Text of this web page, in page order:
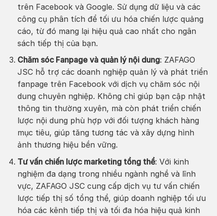
trên Facebook và Google. Sử dụng dữ liệu và các
công cụ phân tích để tối ưu hóa chiến lược quảng
cáo, từ đó mang lại hiệu quả cao nhất cho ngân
sách tiếp thị của bạn.
Chăm sóc Fanpage và quản lý nội dung: ZAFAGO
JSC hỗ trợ các doanh nghiệp quản lý và phát triển
fanpage trên Facebook với dịch vụ chăm sóc nội
dung chuyên nghiệp. Không chỉ giúp bạn cập nhật
thông tin thường xuyên, mà còn phát triển chiến
lược nội dung phù hợp với đối tượng khách hàng
mục tiêu, giúp tăng tương tác và xây dựng hình
ảnh thương hiệu bền vững.
Tư vấn chiến lược marketing tổng thể: Với kinh
nghiệm đa dạng trong nhiều ngành nghề và lĩnh
vực, ZAFAGO JSC cung cấp dịch vụ tư vấn chiến
lược tiếp thị số tổng thể, giúp doanh nghiệp tối ưu
hóa các kênh tiếp thị và tối đa hóa hiệu quả kinh